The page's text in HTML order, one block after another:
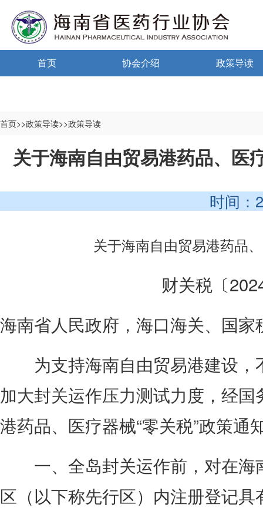
首页 协会介绍
自律宣言
登记信息
会员名单
道德准则
调解规则
政策导读
首页>>政策导读>>政策导读
关于海南自由贸易港药品、医
时间：
关于海南自由贸易港药品
财关税〔
海南省人民政府，海口海关、国
为支持海南自由贸易港建设，
加大封关运作压力测试力度，经
港药品、医疗器械“零关税”政策通
一、全岛封关运作前，对在海
区（以下称先行区）内注册登记